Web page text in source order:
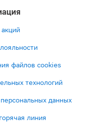
файлов cookies
технологий
данных
линия